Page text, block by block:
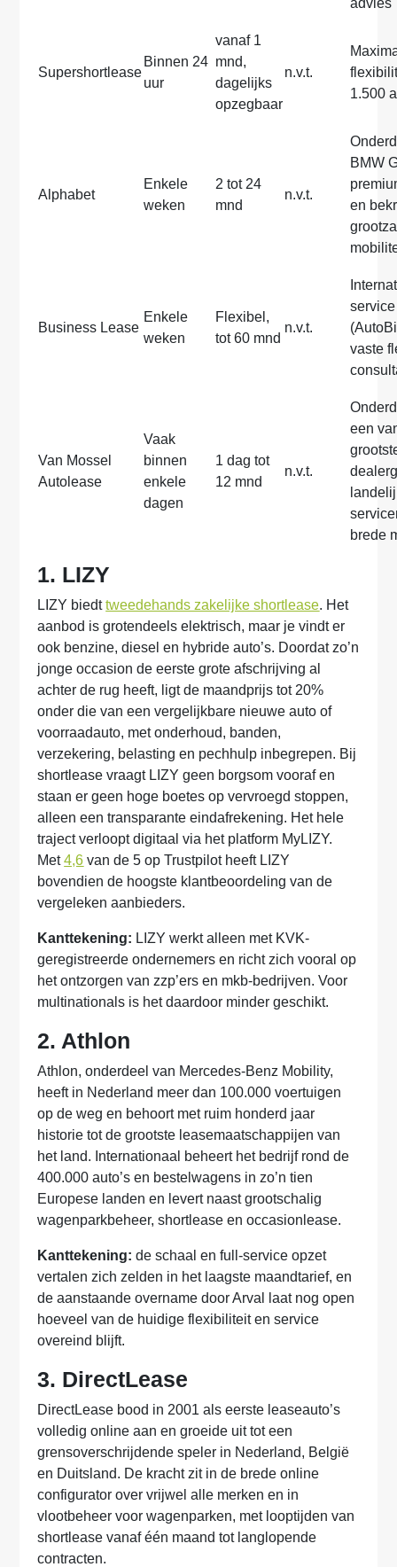
advies
Supershortlease
Binnen 24
uur
vanaf 1
mnd,
dagelijks
opzegbaar
n.v.t.
1.500
Alphabet
Enkele
weken
2 tot 24
mnd
n.v.t.
BMW
en
Business Lease
Enkele
weken
Flexibel,
tot 60 mnd
n.v.t.
vaste
Van Mossel
Autolease
Vaak
binnen
enkele
dagen
1 dag tot
12 mnd
n.v.t.
een
brede
1. LIZY
LIZY biedttweedehands zakelijke shortlease. Het
aanbod is grotendeels elektrisch, maar je vindt er
ook benzine, diesel en hybride auto’s. Doordat zo’n
jonge occasion de eerste grote afschrijving al
achter de rug heeft, ligt de maandprijs tot 20%
onder die van een vergelijkbare nieuwe auto of
voorraadauto, met onderhoud, banden,
verzekering, belasting en pechhulp inbegrepen. Bij
shortlease vraagt LIZY geen borgsom vooraf en
staan er geen hoge boetes op vervroegd stoppen,
alleen een transparante eindafrekening. Het hele
traject verloopt digitaal via het platform MyLIZY.
Met4,6 van de 5 op Trustpilot heeft LIZY
bovendien de hoogste klantbeoordeling van de
vergeleken aanbieders.
Kanttekening: LIZY werkt alleen met KVK-
geregistreerde ondernemers en richt zich vooral op
het ontzorgen van zzp’ers en mkb-bedrijven. Voor
multinationals is het daardoor minder geschikt.
2. Athlon
Athlon, onderdeel van Mercedes-Benz Mobility,
heeft in Nederland meer dan 100.000 voertuigen
op de weg en behoort met ruim honderd jaar
historie tot de grootste leasemaatschappijen van
het land. Internationaal beheert het bedrijf rond de
400.000 auto’s en bestelwagens in zo’n tien
Europese landen en levert naast grootschalig
wagenparkbeheer, shortlease en occasionlease.
Kanttekening: de schaal en full-service opzet
vertalen zich zelden in het laagste maandtarief, en
de aanstaande overname door Arval laat nog open
hoeveel van de huidige flexibiliteit en service
overeind blijft.
3. DirectLease
DirectLease bood in 2001 als eerste leaseauto’s
volledig online aan en groeide uit tot een
grensoverschrijdende speler in Nederland, België
en Duitsland. De kracht zit in de brede online
configurator over vrijwel alle merken en in
vlootbeheer voor wagenparken, met looptijden van
shortlease vanaf één maand tot langlopende
contracten.